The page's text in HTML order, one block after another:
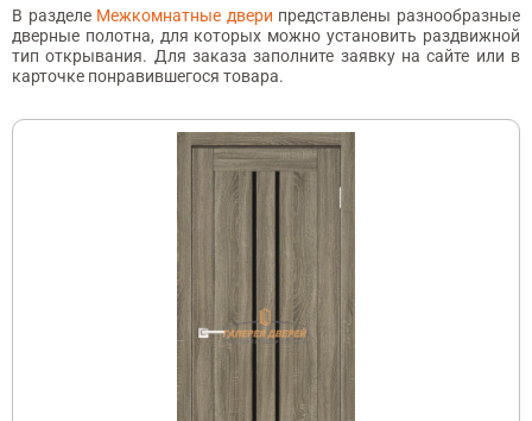
В разделе Межкомнатные двери представлены разнообразные
дверные полотна, для которых можно установить раздвижной
тип открывания. Для заказа заполните заявку на сайте или в
карточке понравившегося товара.